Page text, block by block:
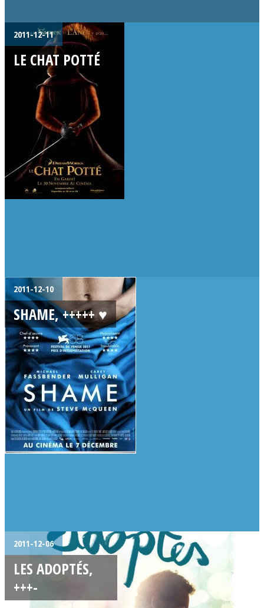
2011-12-11
LE CHAT POTTÉ
2011-12-10
SHAME, +++++ ♥
2011-12-06
LES ADOPTÉS,
+++-